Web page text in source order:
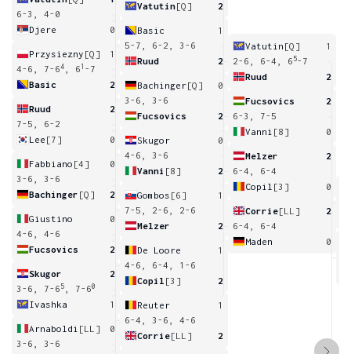
6-3, 4-0
Djere
0
Przysiezny [Q]
1
4-6, 7-64 , 6 1 -7
Basic
2
Ruud
2
7-5, 6-2
Lee [7] 0
Fabbiano [4]
0
3-6, 3-6
Bachinger [Q] 2
Giustino
0
4-6, 4-6
Fucsovics
2
Skugor
2
3-6, 7-6 5 , 7-60
Ivashka 1
Arnaboldi [LL]
0
3-6, 3-6
Vatutin[Q] 2
Basic
1
5-7, 6-2, 3-6
Ruud
2
Bachinger[Q]
0
3-6, 3-6
Fucsovics
2
Skugor
0
4-6, 3-6
Vanni [8] 2
Gombos [6]
1
7-5, 2-6, 2-6
Melzer
2
De Loore
1
4-6, 6-4, 1-6
Copil [3] 2
Reuter
1
6-4, 3-6, 4-6
Corrie[LL] 2
Vatutin [Q]
1
2-6, 6-4, 6 5-7
Ruud
2
Fucsovics
2
6-3, 7-5
Vanni [8] 0
Melzer
2
6-4, 6-4
Copil [3] 0
Corrie[LL]
2
6-4, 6-4
Maden
0